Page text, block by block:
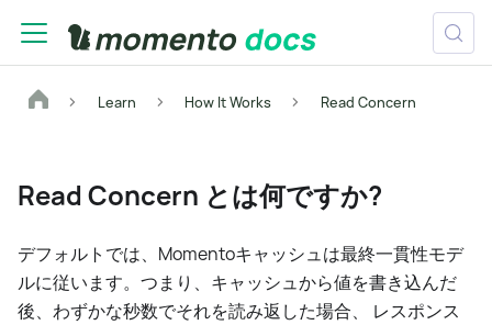
Learn How It Works Read Concern
Read Concern とは何ですか?
デフォルトでは、Momentoキャッシュは最終一貫性モデ
ルに従います。つまり、キャッシュから値を書き込んだ
後、わずかな秒数でそれを読み返した場合、 レスポンス